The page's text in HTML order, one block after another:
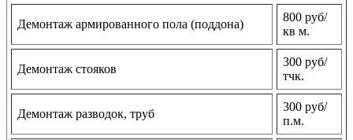
Демонтаж армированного пола (поддона)
800 руб/
кв м.
Демонтаж стояков
300 руб/
тчк.
Демонтаж разводок, труб
300 руб/
п.м.